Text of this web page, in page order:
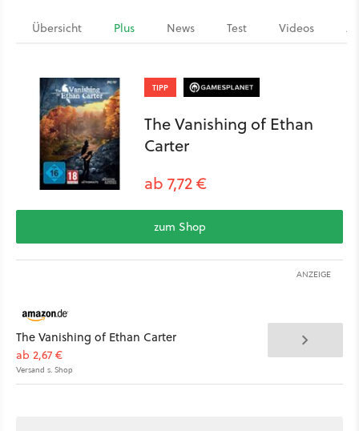
Übersicht Plus News Test Videos
TIPP
The Vanishing of Ethan
Carter
ab 7,72 €
zum Shop
ANZEIGE
The Vanishing of Ethan Carter
ab 2,67 €
Versand s. Shop